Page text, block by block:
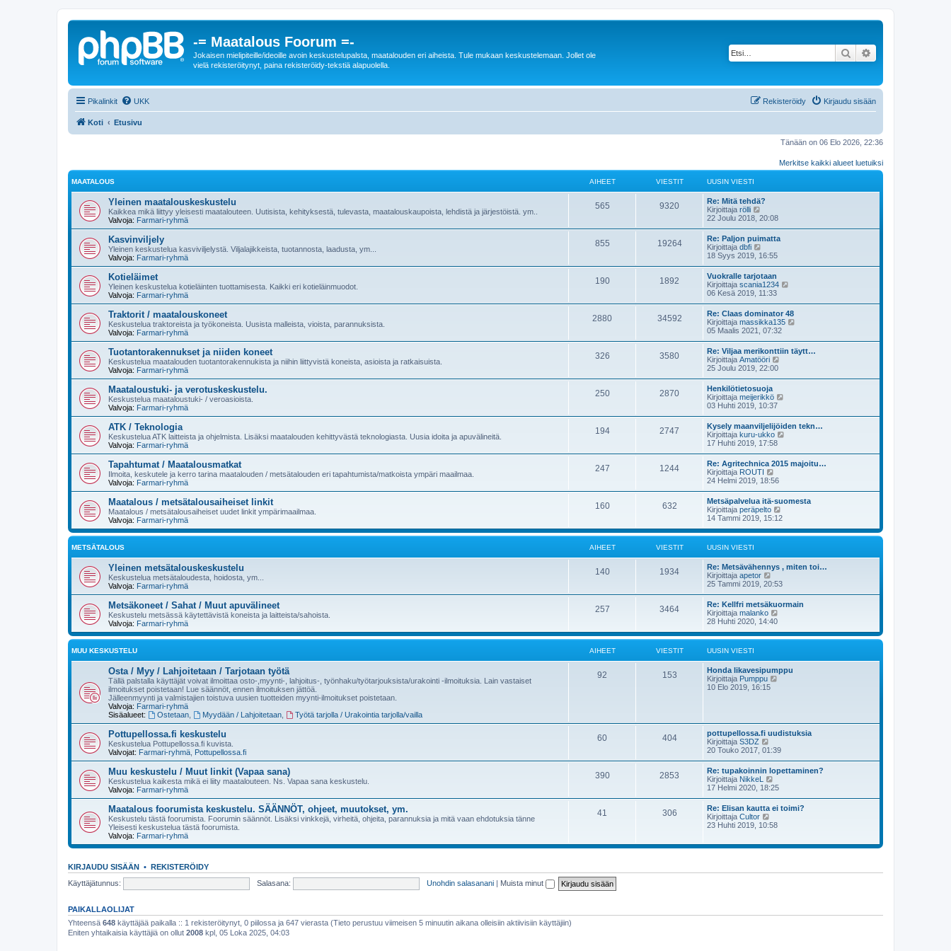
-= Maatalous Foorum =-
Jokaisen mielipiteille/ideoille avoin keskustelupalsta, maatalouden eri aiheista. Tule mukaan keskustelemaan. Jollet ole
vielä rekisteröitynyt, paina rekisteröidy-tekstiä alapuolella.
Etsi
Pikalinkit UKK Kirjaudu sisään
Rekisteröidy
Koti Etusivu
Tänään on 06 Elo 2026, 22:36
Merkitse kaikki alueet luetuiksi
MAATALOUS AIHEET VIESTIT UUSIN VIESTI
Yleinen maatalouskeskustelu
Kaikkea mikä liittyy yleisesti maatalouteen. Uutisista, kehityksestä, tulevasta, maatalouskaupoista, lehdistä ja järjestöistä. ym..
Valvoja: Farmari-ryhmä
565 9320
Re: Mitä tehdä?
Kirjoittaja rölli
ä
ä
u
u
s
i
n
v
i
e
s
t
22 Joulu 2018, 20:08
Kasvinviljely
Yleinen keskustelua kasviviljelystä. Viljalajikkeista, tuotannosta, laadusta, ym...
Valvoja: Farmari-ryhmä
855 19264
Re: Paljon puimatta
Kirjoittaja dbfi
ä
ä
u
u
s
i
n
v
i
e
s
t
i
18 Syys 2019, 16:55
Kotieläimet
Yleinen keskustelua kotieläinten tuottamisesta. Kaikki eri kotieläinmuodot.
Valvoja: Farmari-ryhmä
190 1892
Vuokralle tarjotaan
Kirjoittaja scania1234
t
ä
u
s
i
06 Kesä 2019, 11:33
Traktorit / maatalouskoneet
Keskustelua traktoreista ja työkoneista. Uusista malleista, vioista, parannuksista.
Valvoja: Farmari-ryhmä
2880 34592
Re: Claas dominator 48
Kirjoittaja massikka135
t
ä
s
i
e
s
05 Maalis 2021, 07:32
Tuotantorakennukset ja niiden koneet
Keskustelua maatalouden tuotantorakennukista ja niihin liittyvistä koneista, asioista ja ratkaisuista.
Valvoja: Farmari-ryhmä
326 3580
Re: Viljaa merikonttiin täytt…
Kirjoittaja Amatööri
ä
u
s
i
n
i
e
s
25 Joulu 2019, 22:00
Maataloustuki- ja verotuskeskustelu.
Keskustelua maataloustuki- / veroasioista.
Valvoja: Farmari-ryhmä
250 2870
Henkilötietosuoja
Kirjoittaja meijerikkö
t
ä
s
i
i
e
s
03 Huhti 2019, 10:37
ATK / Teknologia
Keskustelua ATK laitteista ja ohjelmista. Lisäksi maatalouden kehittyvästä teknologiasta. Uusia idoita ja apuvälineitä.
Valvoja: Farmari-ryhmä
194 2747
Kysely maanviljelijöiden tekn…
Kirjoittaja kuru-ukko
t
ä
s
i
i
e
i
17 Huhti 2019, 17:58
Tapahtumat / Maatalousmatkat
Ilmoita, keskutele ja kerro tarina maatalouden / metsätalouden eri tapahtumista/matkoista ympäri maailmaa.
Valvoja: Farmari-ryhmä
247 1244
Re: Agritechnica 2015 majoitu…
Kirjoittaja ROUTI
ä
ä
u
u
s
i
v
i
s
i
24 Helmi 2019, 18:56
Maatalous / metsätalousaiheiset linkit
Maatalous / metsätalousaiheiset uudet linkit ympärimaailmaa.
Valvoja: Farmari-ryhmä
160 632
Metsäpalvelua itä-suomesta
Kirjoittaja peräpelto
ä
t
u
s
n
v
i
i
14 Tammi 2019, 15:12
METSÄTALOUS AIHEET VIESTIT UUSIN VIESTI
Yleinen metsätalouskeskustelu
Keskustelua metsätaloudesta, hoidosta, ym...
Valvoja: Farmari-ryhmä
140 1934
Re: Metsävähennys , miten toi…
Kirjoittaja apetor
ä
ä
u
u
s
i
v
i
e
s
25 Tammi 2019, 20:53
Metsäkoneet / Sahat / Muut apuvälineet
Keskustelu metsässä käytettävistä koneista ja laitteista/sahoista.
Valvoja: Farmari-ryhmä
257 3464
Re: Kellfri metsäkuormain
Kirjoittaja malanko
t
u
s
s
t
28 Huhti 2020, 14:40
MUU KESKUSTELU AIHEET VIESTIT UUSIN VIESTI
Osta / Myy / Lahjoitetaan / Tarjotaan työtä
Tällä palstalla käyttäjät voivat ilmoittaa osto-,myynti-, lahjoitus-, työnhaku/työtarjouksista/urakointi -ilmoituksia. Lain vastaiset
ilmoitukset poistetaan! Lue säännöt, ennen ilmoituksen jättöä.
Jälleenmyynti ja valmistajien toistuva uusien tuotteiden myynti-ilmoitukset poistetaan.
Valvoja: Farmari-ryhmä
Sisäalueet:
Ostetaan, Myydään / Lahjoitetaan, Työtä tarjolla / Urakointia tarjolla/vailla
92 153
Honda likavesipumppu
Kirjoittaja Pumppu
u
s
i
n
v
i
s
t
i
10 Elo 2019, 16:15
Pottupellossa.fi keskustelu
Keskustelua Pottupellossa.fi kuvista.
Valvojat: Farmari-ryhmä Pottupellossa.fi
60 404
pottupellossa.fi uudistuksia
Kirjoittaja S3DZ
ä
t
ä
u
u
s
i
v
e
s
20 Touko 2017, 01:39
Muu keskustelu / Muut linkit (Vapaa sana)
Keskustelua kaikesta mikä ei liity maatalouteen. Ns. Vapaa sana keskustelu.
Valvoja: Farmari-ryhmä
390 2853
Re: tupakoinnin lopettaminen?
Kirjoittaja NikkeL
ä
ä
u
u
i
i
17 Helmi 2020, 18:25
Maatalous foorumista keskustelu. SÄÄNNÖT, ohjeet, muutokset, ym.
Keskustelu tästä foorumista. Foorumin säännöt. Lisäksi vinkkejä, virheitä, ohjeita, parannuksia ja mitä vaan ehdotuksia tänne
Yleisesti keskustelua tästä foorumista.
Valvoja: Farmari-ryhmä
41 306
Re: Elisan kautta ei toimi?
Kirjoittaja Cultor
ä
ä
s
e
23 Huhti 2019, 10:58
KIRJAUDU SISÄÄN • REKISTERÖIDY
Käyttäjätunnus:
Salasana: Unohdin salasanani | Muista minut
PAIKALLAOLIJAT
Yhteensä 648 käyttäjää paikalla :: 1 rekisteröitynyt, 0 piilossa ja 647 vierasta (Tieto perustuu viimeisen 5 minuutin aikana olleisiin aktiivisiin käyttäjiin)
Eniten yhtaikaisia käyttäjiä on ollut 2008 kpl, 05 Loka 2025, 04:03